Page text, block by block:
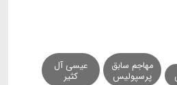
مهاجم سابق
پرسپولیس
عیسی آل
کثیر